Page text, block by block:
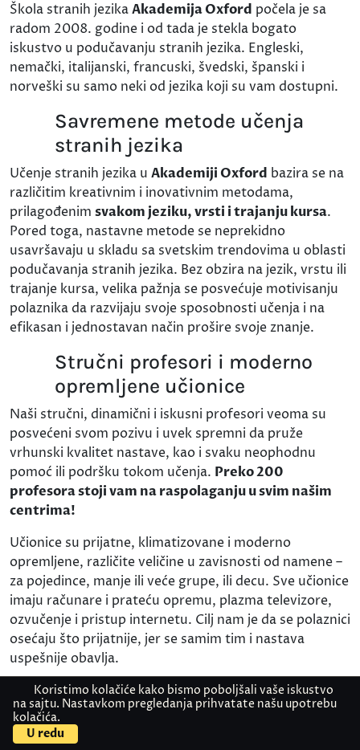
Škola stranih jezikaAkademija Oxford počela je sa
radom 2008. godine i od tada je stekla bogato
iskustvo u podučavanju stranih jezika. Engleski,
nemački, italijanski, francuski, švedski, španski i
norveški su samo neki od jezika koji su vam dostupni.
Savremene metode učenja
stranih jezika
Učenje stranih jezika u Akademiji Oxford bazira se na
različitim kreativnim i inovativnim metodama,
prilagođenim svakom jeziku, vrsti i trajanju kursa.
Pored toga, nastavne metode se neprekidno
usavršavaju u skladu sa svetskim trendovima u oblasti
podučavanja stranih jezika. Bez obzira na jezik, vrstu ili
trajanje kursa, velika pažnja se posvećuje motivisanju
polaznika da razvijaju svoje sposobnosti učenja i na
efikasan i jednostavan način prošire svoje znanje.
Stručni profesori i moderno
opremljene učionice
Naši stručni, dinamični i iskusni profesori veoma su
posvećeni svom pozivu i uvek spremni da pruže
vrhunski kvalitet nastave, kao i svaku neophodnu
pomoć ili podršku tokom učenja. Preko 200
profesora stoji vam na raspolaganju u svim našim
centrima!
Učionice su prijatne, klimatizovane i moderno
opremljene, različite veličine u zavisnosti od namene –
za pojedince, manje ili veće grupe, ili decu. Sve učionice
imaju računare i prateću opremu, plazma televizore,
ozvučenje i pristup internetu. Cilj nam je da se polaznici
osećaju što prijatnije, jer se samim tim i nastava
uspešnije obavlja.
Kursevi stranih jezika za sve
uzraste i sertifikati
Naše škole stranih jezika nalaze se u svim gradovima
Koristimo kolačiće kako bismo poboljšali vaše iskustvo
na sajtu. Nastavkom pregledanja prihvatate našu upotrebu
kolačića.
U redu